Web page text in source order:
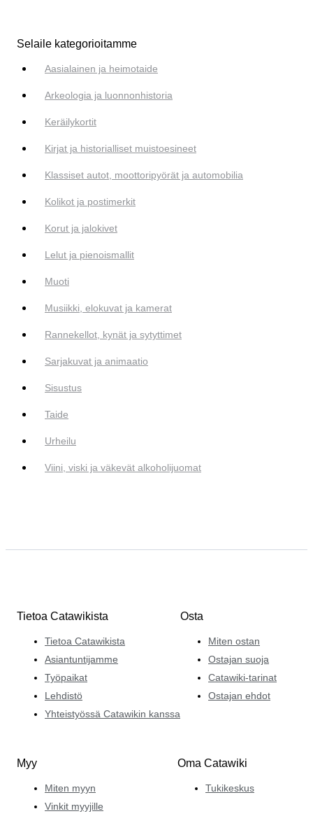
Selaile kategorioitamme
Aasialainen ja heimotaide
Arkeologia ja luonnonhistoria
Keräilykortit
Kirjat ja historialliset muistoesineet
Klassiset autot, moottoripyörät ja automobilia
Kolikot ja postimerkit
Korut ja jalokivet
Lelut ja pienoismallit
Muoti
Musiikki, elokuvat ja kamerat
Rannekellot, kynät ja sytyttimet
Sarjakuvat ja animaatio
Sisustus
Taide
Urheilu
Viini, viski ja väkevät alkoholijuomat
Tietoa Catawikista
Tietoa Catawikista
Asiantuntijamme
Työpaikat
Lehdistö
Yhteistyössä Catawikin kanssa
Osta
Miten ostan
Ostajan suoja
Catawiki-tarinat
Ostajan ehdot
Myy
Miten myyn
Vinkit myyjille
Oma Catawiki
Tukikeskus